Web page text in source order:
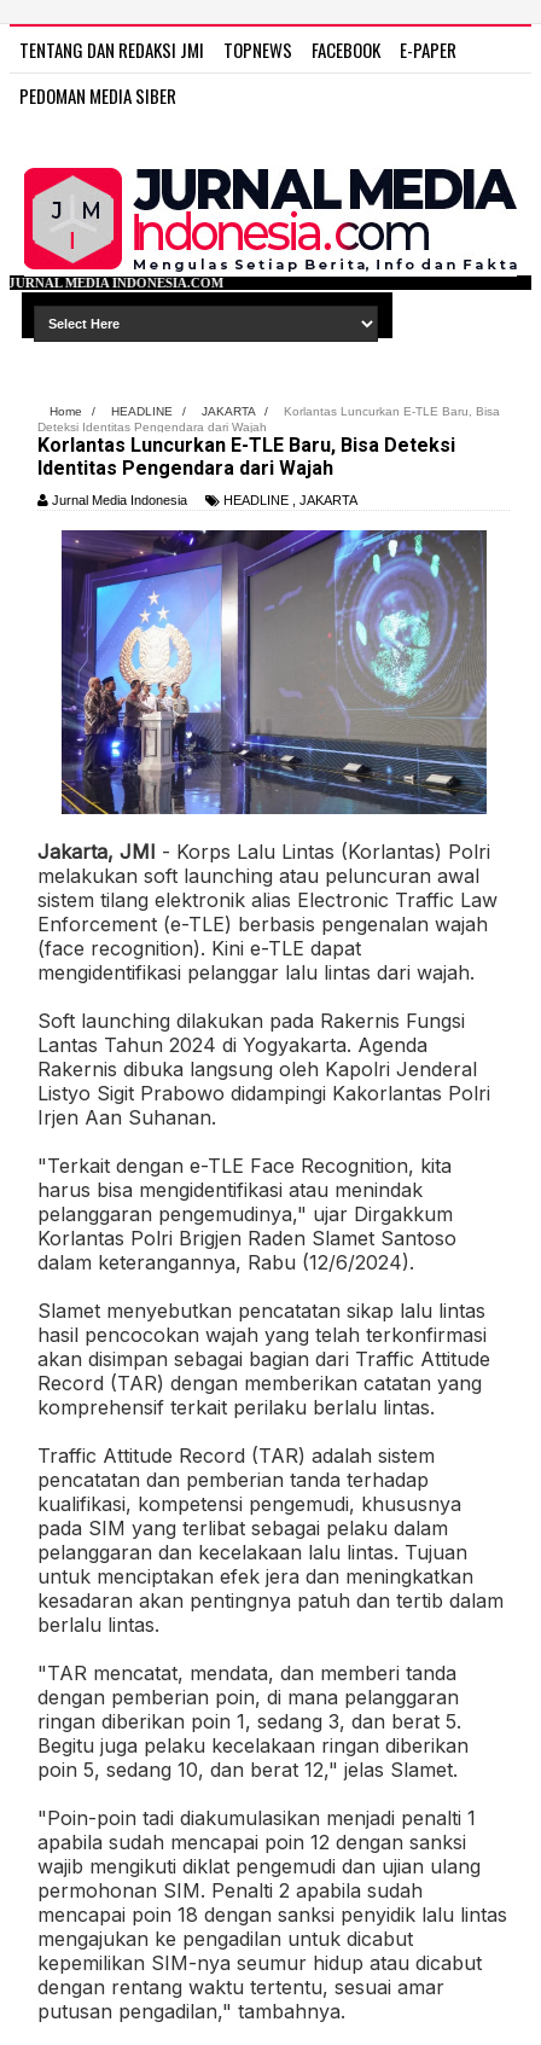
TENTANG DAN REDAKSI JMI TOPNEWS FACEBOOK
E-PAPER
PEDOMAN MEDIA SIBER
Home / HEADLINE / JAKARTA /
Korlantas Luncurkan E-TLE Baru, Bisa
Deteksi Identitas Pengendara dari Wajah
Korlantas Luncurkan E-TLE Baru, Bisa Deteksi
Identitas Pengendara dari Wajah
Jurnal Media Indonesia HEADLINE JAKARTA
Jakarta, JMI - Korps Lalu Lintas (Korlantas) Polri
melakukan soft launching atau peluncuran awal
sistem tilang elektronik alias Electronic Traffic Law
Enforcement (e-TLE) berbasis pengenalan wajah
(face recognition). Kini e-TLE dapat
mengidentifikasi pelanggar lalu lintas dari wajah.
Soft launching dilakukan pada Rakernis Fungsi
Lantas Tahun 2024 di Yogyakarta. Agenda
Rakernis dibuka langsung oleh Kapolri Jenderal
Listyo Sigit Prabowo didampingi Kakorlantas Polri
Irjen Aan Suhanan.
"Terkait dengan e-TLE Face Recognition, kita
harus bisa mengidentifikasi atau menindak
pelanggaran pengemudinya," ujar Dirgakkum
Korlantas Polri Brigjen Raden Slamet Santoso
dalam keterangannya, Rabu (12/6/2024).
Slamet menyebutkan pencatatan sikap lalu lintas
hasil pencocokan wajah yang telah terkonfirmasi
akan disimpan sebagai bagian dari Traffic Attitude
Record (TAR) dengan memberikan catatan yang
komprehensif terkait perilaku berlalu lintas.
Traffic Attitude Record (TAR) adalah sistem
pencatatan dan pemberian tanda terhadap
kualifikasi, kompetensi pengemudi, khususnya
pada SIM yang terlibat sebagai pelaku dalam
pelanggaran dan kecelakaan lalu lintas. Tujuan
untuk menciptakan efek jera dan meningkatkan
kesadaran akan pentingnya patuh dan tertib dalam
berlalu lintas.
"TAR mencatat, mendata, dan memberi tanda
dengan pemberian poin, di mana pelanggaran
ringan diberikan poin 1, sedang 3, dan berat 5.
Begitu juga pelaku kecelakaan ringan diberikan
poin 5, sedang 10, dan berat 12," jelas Slamet.
"Poin-poin tadi diakumulasikan menjadi penalti 1
apabila sudah mencapai poin 12 dengan sanksi
wajib mengikuti diklat pengemudi dan ujian ulang
permohonan SIM. Penalti 2 apabila sudah
mencapai poin 18 dengan sanksi penyidik lalu lintas
mengajukan ke pengadilan untuk dicabut
kepemilikan SIM-nya seumur hidup atau dicabut
dengan rentang waktu tertentu, sesuai amar
putusan pengadilan," tambahnya.